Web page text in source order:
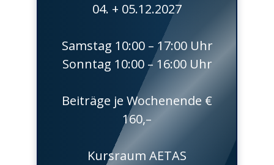
04. + 05.12.2027
Samstag 10:00 – 17:00 Uhr
Sonntag 10:00 – 16:00 Uhr
Beiträge je Wochenende €
160,–
Kursraum AETAS